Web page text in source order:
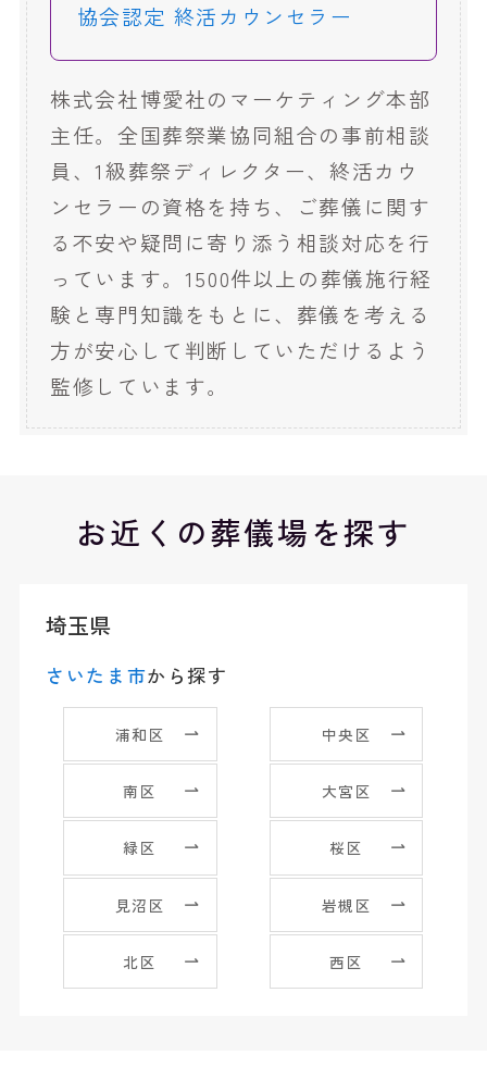
協会認定 終活カウンセラー
株式会社博愛社のマーケティング本部
主任。全国葬祭業協同組合の事前相談
員、1級葬祭ディレクター、終活カウ
ンセラーの資格を持ち、ご葬儀に関す
る不安や疑問に寄り添う相談対応を行
っています。1500件以上の葬儀施行経
験と専門知識をもとに、葬儀を考える
方が安心して判断していただけるよう
監修しています。
お近くの葬儀場を探す
埼玉県
さいたま市から探す
浦和区 中央区
南区 大宮区
緑区 桜区
見沼区 岩槻区
北区 西区